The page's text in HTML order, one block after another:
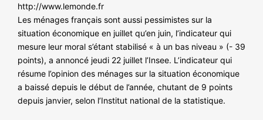
http://www.lemonde.fr
Les ménages français sont aussi pessimistes sur la
situation économique en juillet qu’en juin, l’indicateur qui
mesure leur moral s’étant stabilisé « à un bas niveau » (- 39
points), a annoncé jeudi 22 juillet l’Insee. L’indicateur qui
résume l’opinion des ménages sur la situation économique
a baissé depuis le début de l’année, chutant de 9 points
depuis janvier, selon l’Institut national de la statistique.